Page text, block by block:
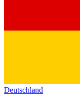
Deutschland